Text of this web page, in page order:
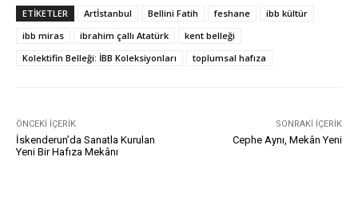
ETIKETLER Artİstanbul Bellini Fatih feshane
ibb kültür
ibb miras
ibrahim çallı Atatürk
kent belleği
Kolektifin Belleği: İBB Koleksiyonları
toplumsal hafıza
ÖNCEKI İÇERIK
İskenderun’da Sanatla Kurulan
Yeni Bir Hafıza Mekânı
SONRAKI İÇERIK
Cephe Aynı, Mekân Yeni